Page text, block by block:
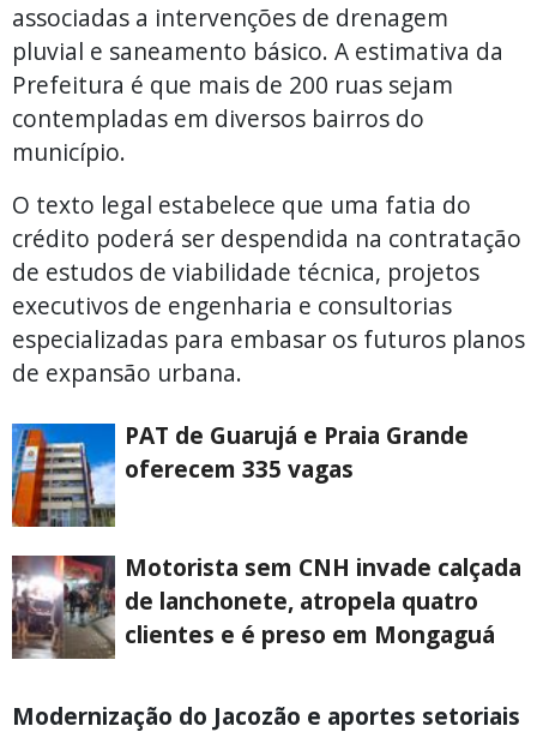
associadas a intervenções de drenagem
pluvial e saneamento básico. A estimativa da
Prefeitura é que mais de 200 ruas sejam
contempladas em diversos bairros do
município.
O texto legal estabelece que uma fatia do
crédito poderá ser despendida na contratação
de estudos de viabilidade técnica, projetos
executivos de engenharia e consultorias
especializadas para embasar os futuros planos
de expansão urbana.
PAT de Guarujá e Praia Grande
oferecem 335 vagas
Motorista sem CNH invade calçada
de lanchonete, atropela quatro
clientes e é preso em Mongaguá
Modernização do Jacozão e aportes setoriais